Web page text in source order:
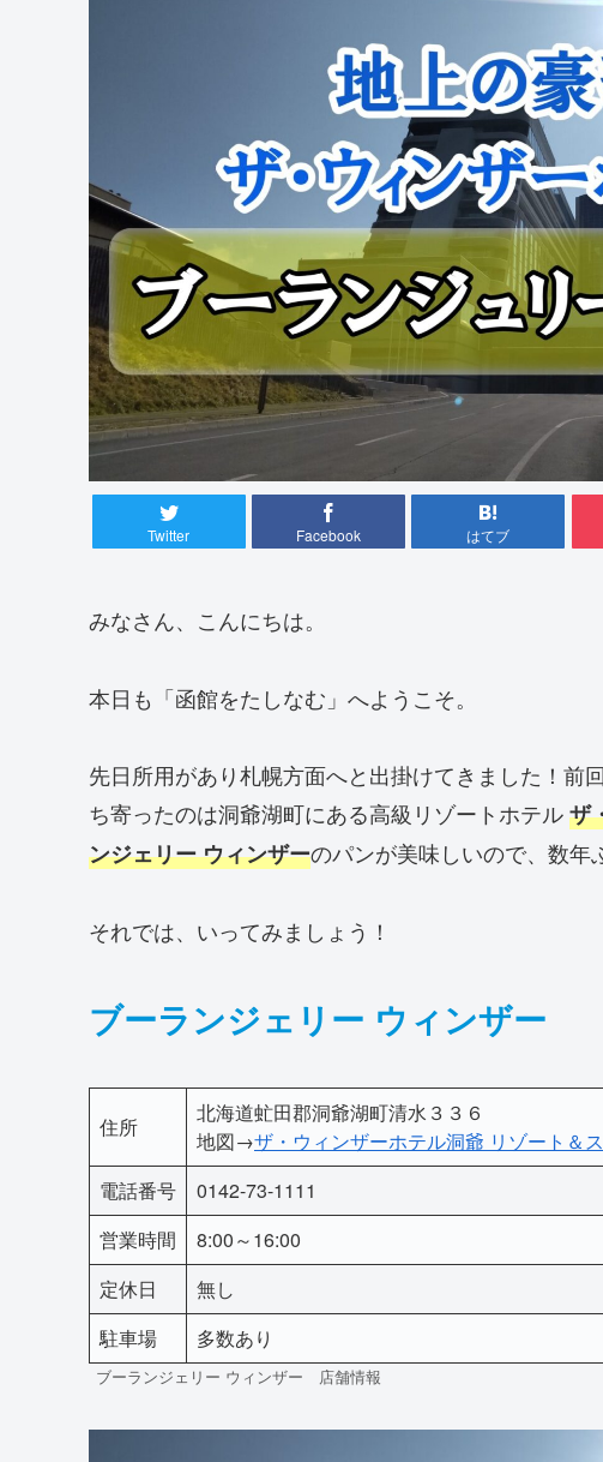
Twitter Facebook はてブ
みなさん、こんにちは。
本日も「函館をたしなむ」へようこそ。
先日所用があり札幌方面へと出掛けてきました！前
ち寄ったのは洞爺湖町にある高級リゾートホテルザ
ンジェリー ウィンザーのパンが美味しいので、数年
それでは、いってみましょう！
ブーランジェリー ウィンザー
住所
北海道虻田郡洞爺湖町清水３３６
地図→ザ・ウィンザーホテル洞爺 リゾート＆
電話番号
0142-73-1111
営業時間
8:00～16:00
定休日
無し
駐車場
多数あり
ブーランジェリー ウィンザー 店舗情報